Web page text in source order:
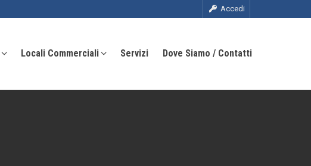
Accedi
Locali Commerciali Servizi Dove Siamo / Contatti